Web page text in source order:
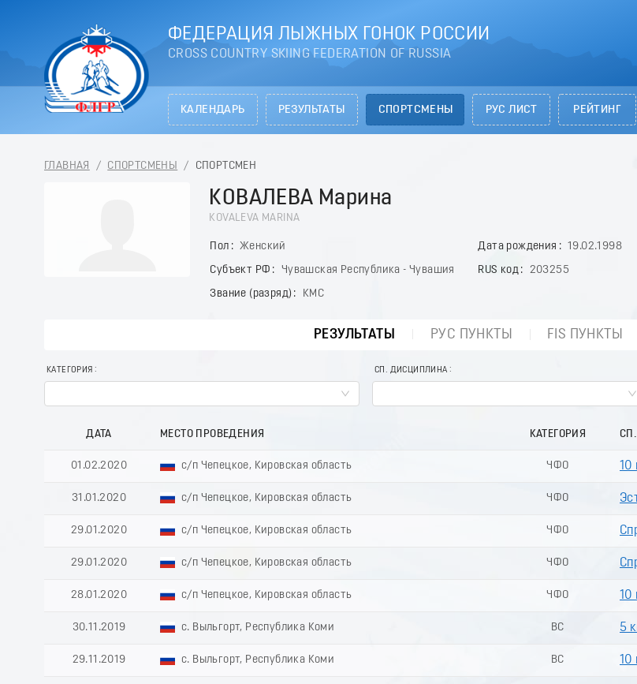
ФЕДЕРАЦИЯ ЛЫЖНЫХ ГОНОК РОССИИ
CROSS COUNTRY SKIING FEDERATION OF RUSSIA
КАЛЕНДАРЬ РЕЗУЛЬТАТЫ СПОРТСМЕНЫ РУС ЛИСТ РЕЙТИНГ
ГЛАВНАЯ / СПОРТСМЕНЫ / СПОРТСМЕН
КОВАЛЕВА Марина
KOVALEVA MARINA
Пол Женский Дата рождения 19.02.1998
Субъект РФ
Чувашская Республика - Чувашия RUS код 203255
Звание (разряд)
КМС
РЕЗУЛЬТАТЫ РУС ПУНКТЫ FIS ПУНКТЫ
КАТЕГОРИЯ СП. ДИСЦИПЛИНА
ДАТА МЕСТО ПРОВЕДЕНИЯ КАТЕГОРИЯ
01.02.2020 с/п Чепецкое, Кировская область ЧФО 10
31.01.2020 с/п Чепецкое, Кировская область ЧФО
29.01.2020 с/п Чепецкое, Кировская область ЧФО
29.01.2020 с/п Чепецкое, Кировская область ЧФО
28.01.2020 с/п Чепецкое, Кировская область ЧФО 10
30.11.2019 с. Выльгорт, Республика Коми ВС 5
29.11.2019 с. Выльгорт, Республика Коми ВС 10